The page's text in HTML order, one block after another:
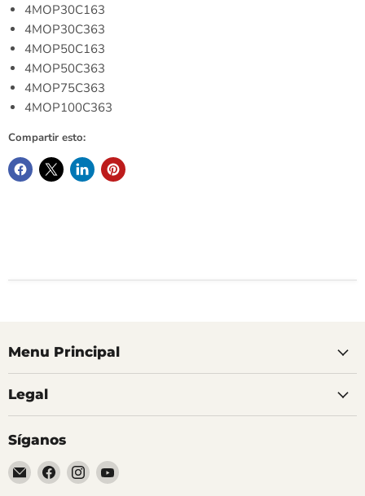
4MOP30C163
4MOP30C363
4MOP50C163
4MOP50C363
4MOP75C363
4MOP100C363
Compartir esto:
Menu Principal
Legal
Síganos
Encuéntrenos
Encuéntrenos
Encuéntrenos
Encuéntrenos